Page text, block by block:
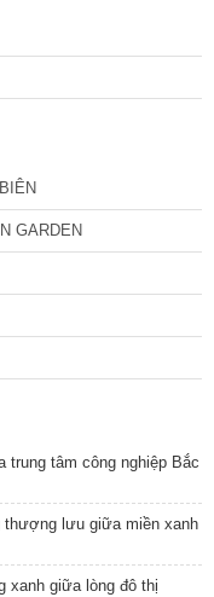
GARDEN
tâm công nghiệp Bắc
thượng lưu giữa miền xanh
xanh giữa lòng đô thị